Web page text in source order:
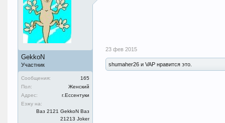
GekkoN
Участник
Сообщения:
165
Пол:
Женский
Адрес:
г.Ессентуки
Езжу на:
Ваз 2121 GekkoN Ваз
21213 Joker
23 фев 2015
shumaher26 и VAP нравится это.